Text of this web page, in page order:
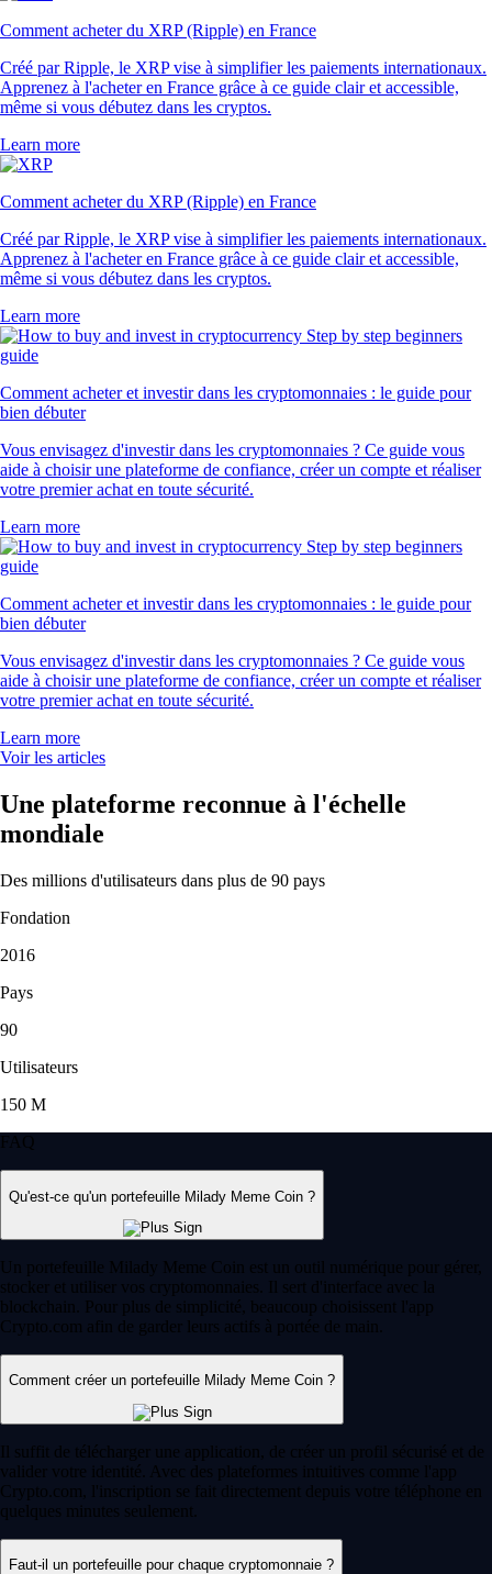
Comment acheter du XRP (Ripple) en France
Créé par Ripple, le XRP vise à simplifier les paiements internationaux.
Apprenez à l'acheter en France grâce à ce guide clair et accessible,
même si vous débutez dans les cryptos.
Learn more
Comment acheter du XRP (Ripple) en France
Créé par Ripple, le XRP vise à simplifier les paiements internationaux.
Apprenez à l'acheter en France grâce à ce guide clair et accessible,
même si vous débutez dans les cryptos.
Learn more
Comment acheter et investir dans les cryptomonnaies : le guide pour
bien débuter
Vous envisagez d'investir dans les cryptomonnaies ? Ce guide vous
aide à choisir une plateforme de confiance, créer un compte et réaliser
votre premier achat en toute sécurité.
Learn more
Comment acheter et investir dans les cryptomonnaies : le guide pour
bien débuter
Vous envisagez d'investir dans les cryptomonnaies ? Ce guide vous
aide à choisir une plateforme de confiance, créer un compte et réaliser
votre premier achat en toute sécurité.
Learn more
Voir les articles
Une plateforme reconnue à l'échelle
mondiale
Des millions d'utilisateurs dans plus de 90 pays
Fondation
2016
Pays
90
Utilisateurs
150 M
FAQ
Qu'est-ce qu'un portefeuille Milady Meme Coin ?
Un portefeuille Milady Meme Coin est un outil numérique pour gérer,
stocker et utiliser vos cryptomonnaies. Il sert d'interface avec la
blockchain. Pour plus de simplicité, beaucoup choisissent l'app
Crypto.com afin de garder leurs actifs à portée de main.
Comment créer un portefeuille Milady Meme Coin ?
Il suffit de télécharger une application, de créer un profil sécurisé et de
valider votre identité. Avec des plateformes intuitives comme l'app
Crypto.com, l'inscription se fait directement depuis votre téléphone en
quelques minutes seulement.
Faut-il un portefeuille pour chaque cryptomonnaie ?